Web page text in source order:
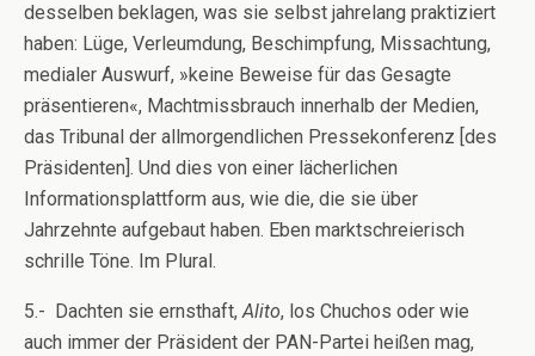
desselben beklagen, was sie selbst jahrelang praktiziert
haben: Lüge, Verleumdung, Beschimpfung, Missachtung,
medialer Auswurf, »keine Beweise für das Gesagte
präsentieren«, Machtmissbrauch innerhalb der Medien,
das Tribunal der allmorgendlichen Pressekonferenz [des
Präsidenten]. Und dies von einer lächerlichen
Informationsplattform aus, wie die, die sie über
Jahrzehnte aufgebaut haben. Eben marktschreierisch
schrille Töne. Im Plural.
5.- Dachten sie ernsthaft,Alito, los Chuchos oder wie
auch immer der Präsident der PAN-Partei heißen mag,